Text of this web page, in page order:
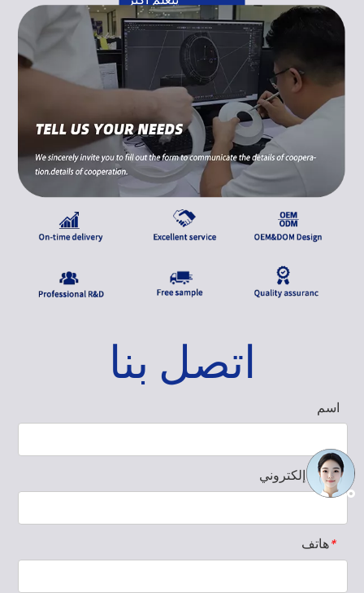
اتصل بنا
اسم
*بريد إلكتروني
*هاتف